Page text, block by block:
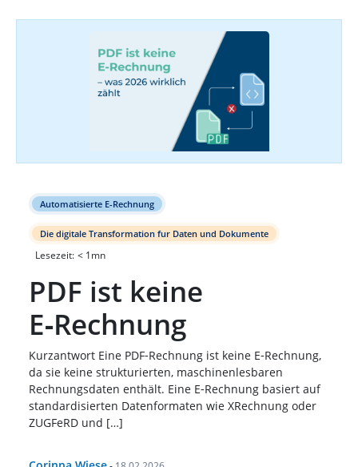
Automatisierte E-Rechnung
Die digitale Transformation fur Daten und Dokumente
Lesezeit: < 1mn
PDF ist keine
E‑Rechnung
Kurzantwort Eine PDF‑Rechnung ist keine E‑Rechnung,
da sie keine strukturierten, maschinenlesbaren
Rechnungsdaten enthält. Eine E‑Rechnung basiert auf
standardisierten Datenformaten wie XRechnung oder
ZUGFeRD und […]